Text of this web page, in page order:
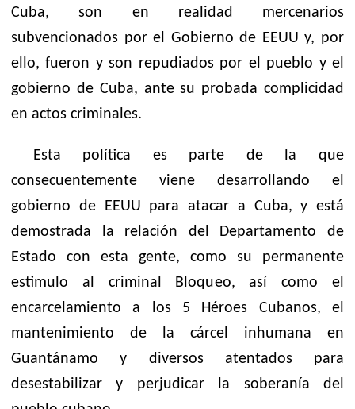
Cuba, son en realidad mercenarios
subvencionados por el Gobierno de EEUU y, por
ello, fueron y son repudiados por el pueblo y el
gobierno de Cuba, ante su probada complicidad
en actos criminales.
Esta política es parte de la que
consecuentemente viene desarrollando el
gobierno de EEUU para atacar a Cuba, y está
demostrada la relación del Departamento de
Estado con esta gente, como su permanente
estimulo al criminal Bloqueo, así como el
encarcelamiento a los 5 Héroes Cubanos, el
mantenimiento de la cárcel inhumana en
Guantánamo y diversos atentados para
desestabilizar y perjudicar la soberanía del